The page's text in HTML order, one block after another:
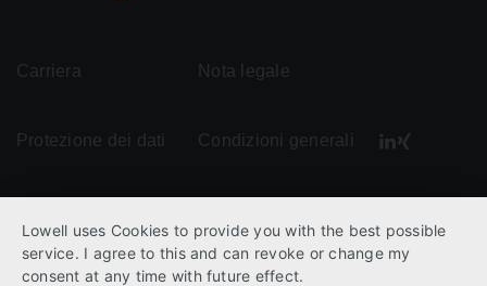
Carriera Nota legale
Protezione dei dati Condizioni generali
Lowell uses Cookies to provide you with the best possible
service. I agree to this and can revoke or change my
consent at any time with future effect.